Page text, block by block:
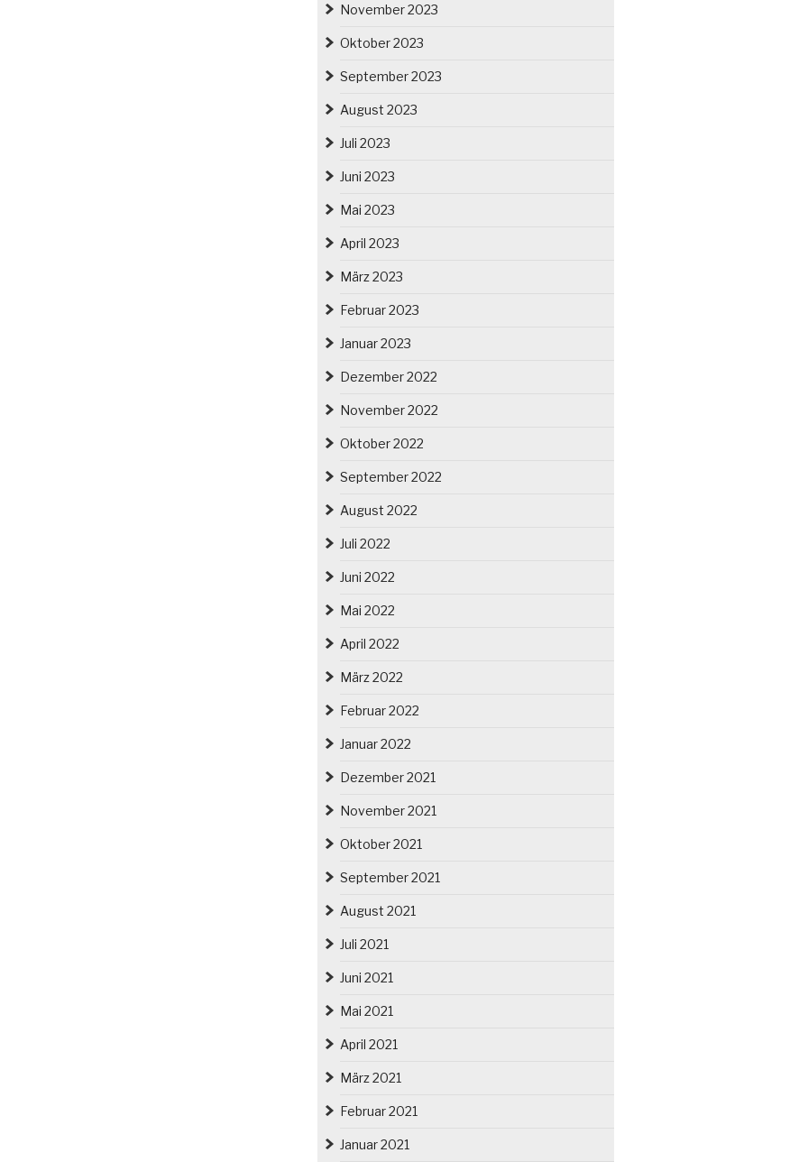
November 2023
Oktober 2023
September 2023
August 2023
Juli 2023
Juni 2023
Mai 2023
April 2023
März 2023
Februar 2023
Januar 2023
Dezember 2022
November 2022
Oktober 2022
September 2022
August 2022
Juli 2022
Juni 2022
Mai 2022
April 2022
März 2022
Februar 2022
Januar 2022
Dezember 2021
November 2021
Oktober 2021
September 2021
August 2021
Juli 2021
Juni 2021
Mai 2021
April 2021
März 2021
Februar 2021
Januar 2021